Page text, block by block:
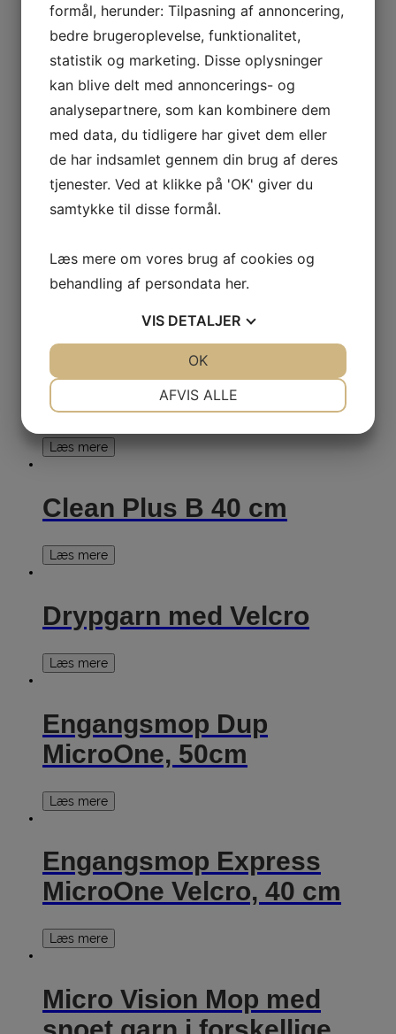
Læs mere
Activa Just Once Våd
Engangsmop 60 cm
100stk/pak
Læs mere
Bona Reservedele dunk
Champion Green Mop, 40
cm
Læs mere
Clean Plus B 40 cm
Læs mere
Drypgarn med Velcro
Læs mere
Engangsmop Dup
MicroOne, 50cm
Læs mere
Engangsmop Express
MicroOne Velcro, 40 cm
Læs mere
Micro Vision Mop med
formål, herunder: Tilpasning af annoncering,
bedre brugeroplevelse, funktionalitet,
statistik og marketing. Disse oplysninger
kan blive delt med annoncerings- og
analysepartnere, som kan kombinere dem
med data, du tidligere har givet dem eller
de har indsamlet gennem din brug af deres
tjenester. Ved at klikke på 'OK' giver du
samtykke til disse formål.
Læs mere om vores brug af cookies og
behandling af persondata her.
VIS DETALJER
MARKETING
AFVIS ALLE
OK